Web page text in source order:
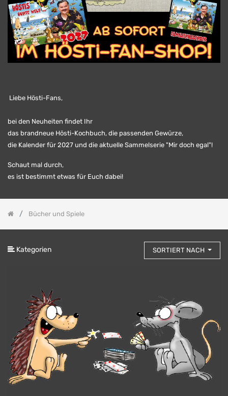
Liebe Hösti-Fans,
bei den Neuheiten findet Ihr
das brandneue Hösti-Kochbuch, die passenden Gewürze,
die Kalender für 2027 und die aktuelle Sammelserie "Mir doch egal"!
Schaut mal durch,
es ist bestimmt etwas für Euch dabei!
Bücher und Spiele
SORTIERT NACH
Kategorien
Schmecker
Schlüsselanhänger
und
Feuerzeuge
Taschen,
Flaggen
und
Magnete
und